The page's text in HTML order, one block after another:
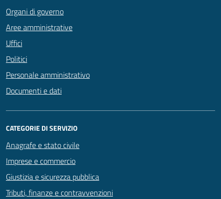
Organi di governo
Aree amministrative
Uffici
Politici
Personale amministrativo
Documenti e dati
CATEGORIE DI SERVIZIO
Anagrafe e stato civile
Imprese e commercio
Giustizia e sicurezza pubblica
Tributi, finanze e contravvenzioni